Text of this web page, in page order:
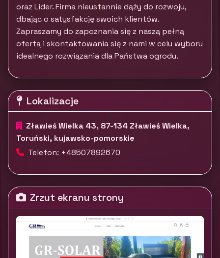
oraz Lider. Firma nieustannie dąży do rozwoju,
dbając o satysfakcję swoich klientów.
Zapraszamy do zapoznania się z naszą pełną
ofertą i skontaktowania się z nami w celu wyboru
idealnego rozwiązania dla Państwa ogrodu.
Lokalizacje
Zławieś Wielka 43, 87-134 Zławieś Wielka,
Toruński, kujawsko-pomorskie
Telefon: +48507892670
Zrzut ekranu strony